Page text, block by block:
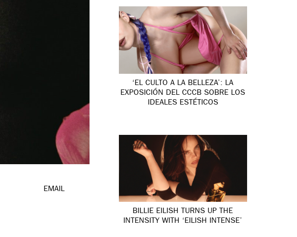
EMAIL
‘EL CULTO A LA BELLEZA’: LA
EXPOSICIÓN DEL CCCB SOBRE LOS
IDEALES ESTÉTICOS
BILLIE EILISH TURNS UP THE
INTENSITY WITH ‘EILISH INTENSE’